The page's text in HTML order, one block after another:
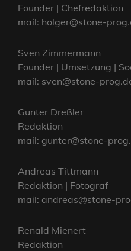
Founder | Chefredaktion
mail: holger@stone-
Sven Zimmermann
Founder | Umsetzung |
mail: sven@stone-
Gunter Dreßler
Redaktion
mail: gunter@stone-
Andreas Tittmann
Redaktion | Fotograf
mail: andreas@stone-
Renald Mienert
Redaktion